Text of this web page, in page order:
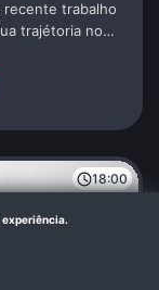
recente trabalho
trajétoria no
como
e "Se Eu
18:00
experiência.